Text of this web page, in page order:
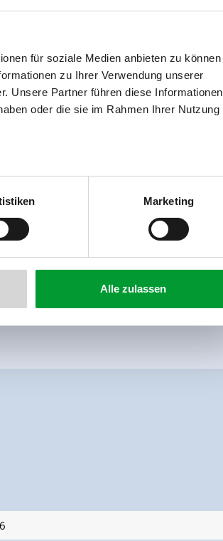
für soziale Medien anbieten zu können
zu Ihrer Verwendung unserer
Unsere Partner führen diese Informationen
oder die sie im Rahmen Ihrer Nutzung
Marketing
Alle zulassen